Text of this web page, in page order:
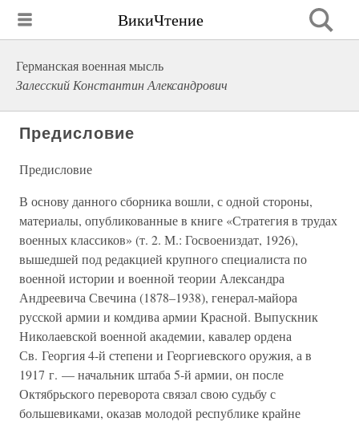
ВикиЧтение
Германская военная мысль
Залесский Константин Александрович
Предисловие
Предисловие
В основу данного сборника вошли, с одной стороны,
материалы, опубликованные в книге «Стратегия в трудах
военных классиков» (т. 2. М.: Госвоениздат, 1926),
вышедшей под редакцией крупного специалиста по
военной истории и военной теории Александра
Андреевича Свечина (1878–1938), генерал-майора
русской армии и комдива армии Красной. Выпускник
Николаевской военной академии, кавалер ордена
Св. Георгия 4-й степени и Георгиевского оружия, а в
1917 г. — начальник штаба 5-й армии, он после
Октябрьского переворота связал свою судьбу с
большевиками, оказав молодой республике крайне